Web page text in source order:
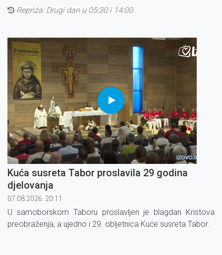
Repriza: Drugi dan u 05:30 i 14:00
Kuća susreta Tabor proslavila 29 godina
djelovanja
07.08.2026. 20:11
U samoborskom Taboru proslavljen je blagdan Kristova
preobraženja, a ujedno i 29. obljetnica Kuće susreta Tabor.